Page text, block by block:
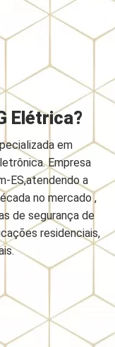
Elétrica?
em
Empresa
ES,atendendo a
no mercado ,
de segurança de
residenciais,